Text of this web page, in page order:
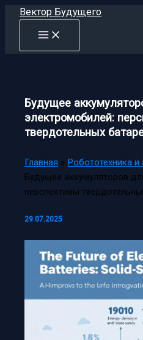
Перейти
содержимому
Вектор Будущего
Будущее
электромобилей:
твердотельных
Главная
Робототехника и
Будущее аккумуляторов
перспективы
29.07.2025